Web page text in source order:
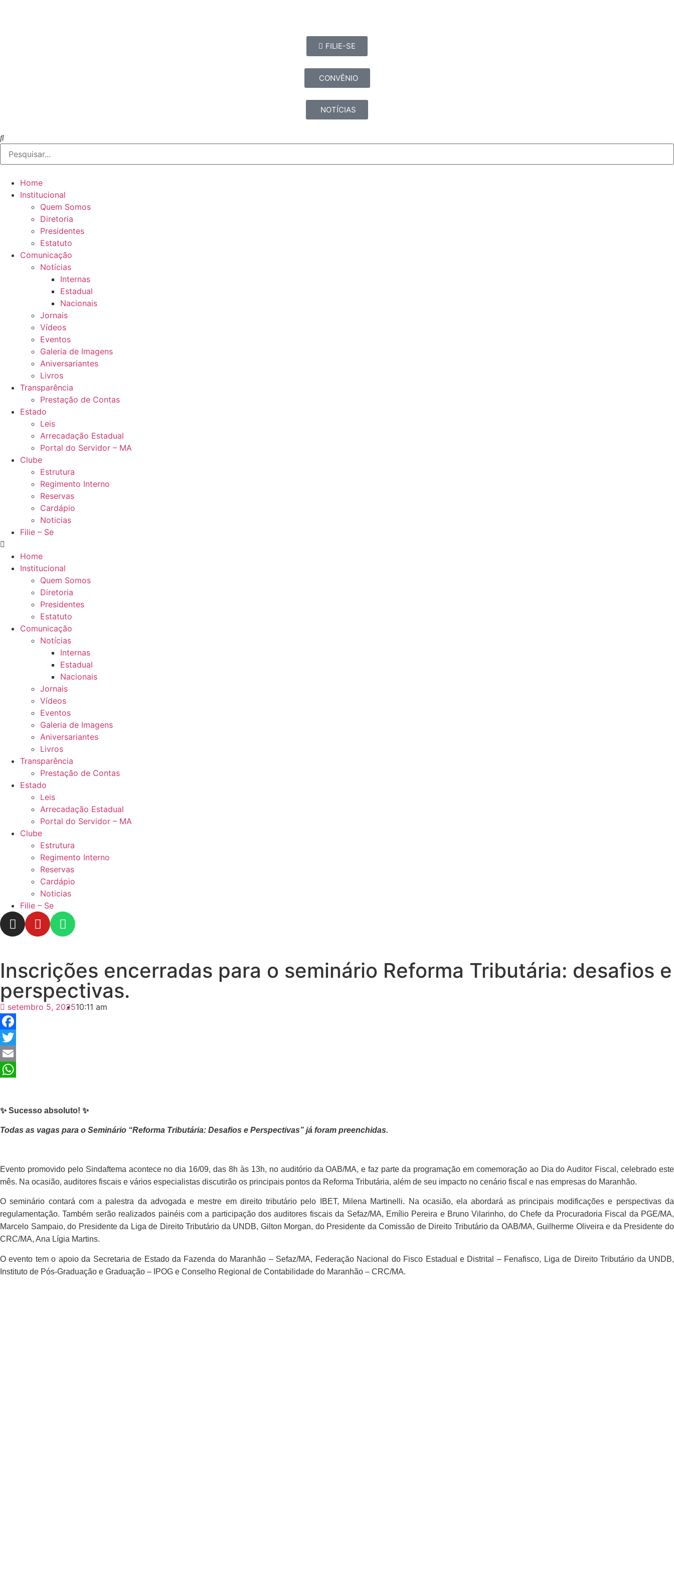
FILIE-SE
CONVÊNIO
NOTÍCIAS
Home
Institucional
Quem Somos
Diretoria
Presidentes
Estatuto
Comunicação
Notícias
Internas
Estadual
Nacionais
Jornais
Vídeos
Eventos
Galeria de Imagens
Aniversariantes
Livros
Transparência
Prestação de Contas
Estado
Leis
Arrecadação Estadual
Portal do Servidor – MA
Clube
Estrutura
Regimento Interno
Reservas
Cardápio
Noticias
Filie – Se
Home
Institucional
Quem Somos
Diretoria
Presidentes
Estatuto
Comunicação
Notícias
Internas
Estadual
Nacionais
Jornais
Vídeos
Eventos
Galeria de Imagens
Aniversariantes
Livros
Transparência
Prestação de Contas
Estado
Leis
Arrecadação Estadual
Portal do Servidor – MA
Clube
Estrutura
Regimento Interno
Reservas
Cardápio
Noticias
Filie – Se
Inscrições encerradas para o seminário Reforma Tributária: desafios e
perspectivas.
setembro 5, 202510:11 am
Facebook
Twitter
Email
✨ Sucesso absoluto! ✨
Todas as vagas para o Seminário “Reforma Tributária: Desafios e Perspectivas” já foram preenchidas.
Evento promovido pelo Sindaftema acontece no dia 16/09, das 8h às 13h, no auditório da OAB/MA, e faz parte da programação em comemoração ao Dia do Auditor Fiscal, celebrado este
mês. Na ocasião, auditores fiscais e vários especialistas discutirão os principais pontos da Reforma Tributária, além de seu impacto no cenário fiscal e nas empresas do Maranhão.
O seminário contará com a palestra da advogada e mestre em direito tributário pelo IBET, Milena Martinelli. Na ocasião, ela abordará as principais modificações e perspectivas da
regulamentação. Também serão realizados painéis com a participação dos auditores fiscais da Sefaz/MA, Emílio Pereira e Bruno Vilarinho, do Chefe da Procuradoria Fiscal da PGE/MA,
Marcelo Sampaio, do Presidente da Liga de Direito Tributário da UNDB, Gilton Morgan, do Presidente da Comissão de Direito Tributário da OAB/MA, Guilherme Oliveira e da Presidente do
CRC/MA, Ana Lígia Martins.
O evento tem o apoio da Secretaria de Estado da Fazenda do Maranhão – Sefaz/MA, Federação Nacional do Fisco Estadual e Distrital – Fenafisco, Liga de Direito Tributário da UNDB,
Instituto de Pós-Graduação e Graduação – IPOG e Conselho Regional de Contabilidade do Maranhão – CRC/MA.